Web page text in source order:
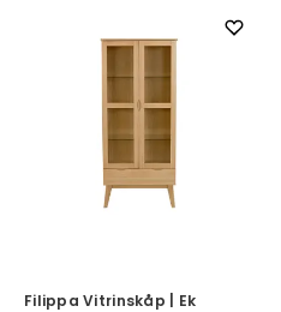
Filippa Vitrinskåp | Ek